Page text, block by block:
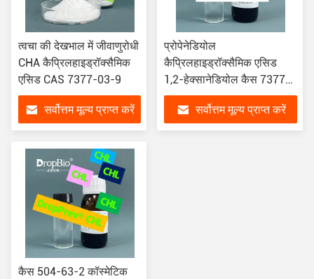
त्वचा की देखभाल में जीवाणुरोधी
CHA कैप्रिलहाइड्रॉक्सैमिक
एसिड CAS 7377-03-9
सर्वोत्तम मूल्य प्राप्त करें
प्रोपेनेडियोल
कैप्रिलहाइड्रॉक्सैमिक एसिड
1,2-हेक्सानेडियोल कैस 7377-
03-9 कैस 504-63-2
सर्वोत्तम मूल्य प्राप्त करें
कैस 504-63-2 कॉस्मेटिक